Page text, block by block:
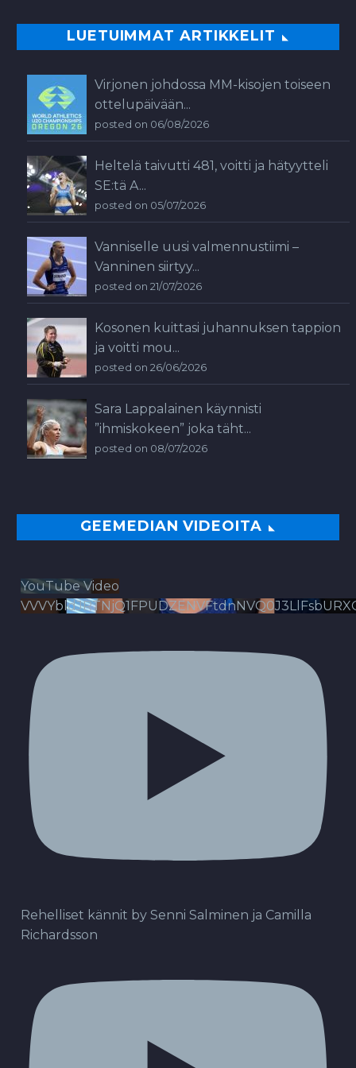
LUETUIMMAT ARTIKKELIT
Virjonen johdossa MM-kisojen toiseen
ottelupäivään...
posted on 06/08/2026
Heltelä taivutti 481, voitti ja hätyytteli
SE:tä A...
posted on 05/07/2026
Vanniselle uusi valmennustiimi –
Vanninen siirtyy...
posted on 21/07/2026
Kosonen kuittasi juhannuksen tappion
ja voitti mou...
posted on 26/06/2026
Sara Lappalainen käynnisti
”ihmiskokeen” joka täht...
posted on 08/07/2026
GEEMEDIAN VIDEOITA
YouTube Video
Rehelliset kännit by Senni Salminen ja Camilla
Richardsson